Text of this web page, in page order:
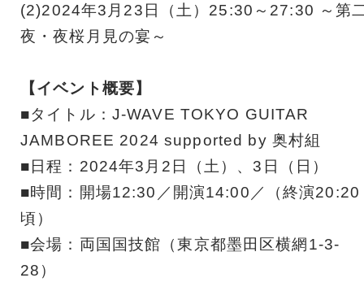
(2)2024年3月23日（土）25:30～27:30 ～第
夜・夜桜月見の宴～
【イベント概要】
■タイトル：J-WAVE TOKYO GUITAR
JAMBOREE 2024 supported by 奥村組
■日程：2024年3月2日（土）、3日（日）
■時間：開場12:30／開演14:00／（終演20:20
頃）
■会場：両国国技館（東京都墨田区横網1-3-
28）